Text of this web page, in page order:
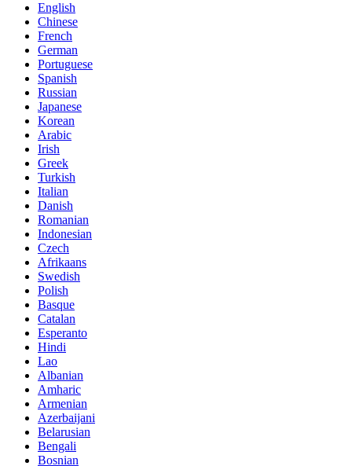
English
Chinese
French
German
Portuguese
Spanish
Russian
Japanese
Korean
Arabic
Irish
Greek
Turkish
Italian
Danish
Romanian
Indonesian
Czech
Afrikaans
Swedish
Polish
Basque
Catalan
Esperanto
Hindi
Lao
Albanian
Amharic
Armenian
Azerbaijani
Belarusian
Bengali
Bosnian